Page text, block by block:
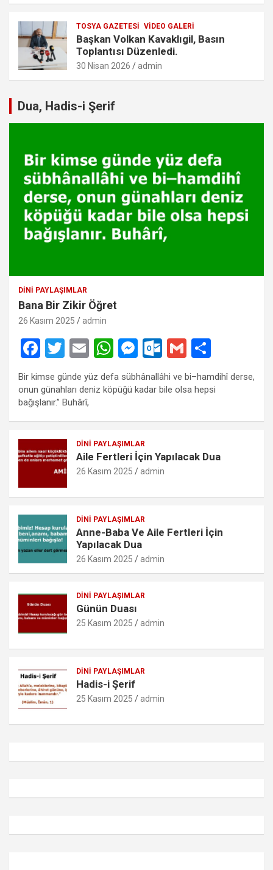
TOSYA GAZETESI VIDEO GALERI
Başkan Volkan Kavaklıgil, Basın
Toplantısı Düzenledi.
30 Nisan 2026 admin
Dua, Hadis-i Şerif
DINI PAYLAŞIMLAR
Bana Bir Zikir Öğret
26 Kasım 2025 admin
F
ce
b
o
o
k
T
wi
tt
er
E
m
ail
W
h
at
A
p
p
M
es
se
g
er
O
ut
lo
k.
o
G
m
ail
h
ar
Bir kimse günde yüz defa sübhânallâhi ve bi–hamdihî derse,
onun günahları deniz köpüğü kadar bile olsa hepsi
bağışlanır.” Buhârî,
DINI PAYLAŞIMLAR
Aile Fertleri İçin Yapılacak Dua
26 Kasım 2025 admin
DINI PAYLAŞIMLAR
Anne-Baba Ve Aile Fertleri İçin
Yapılacak Dua
26 Kasım 2025 admin
DINI PAYLAŞIMLAR
Günün Duası
25 Kasım 2025 admin
DINI PAYLAŞIMLAR
Hadis-i Şerif
25 Kasım 2025 admin